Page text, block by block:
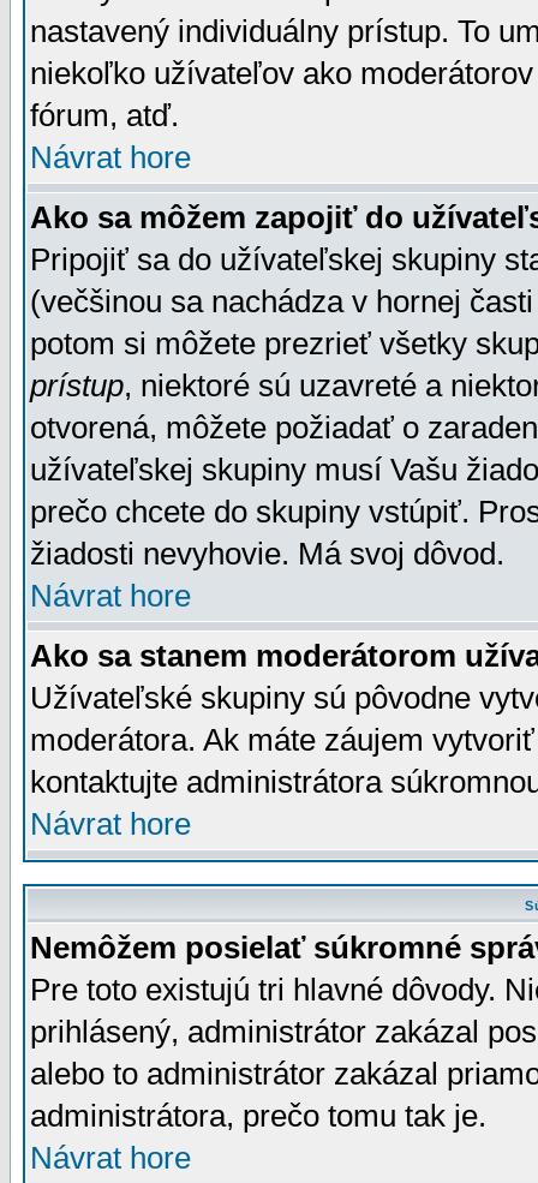
nastavený individuálny prístup. To
niekoľko užívateľov ako
fórum, atď.
Návrat hore
Ako sa môžem zapojiť do
Pripojiť sa do užívateľskej skupiny
(večšinou sa nachádza v hornej
potom si môžete prezrieť všetky
prístup, niektoré sú uzavreté a
otvorená, môžete požiadať o
užívateľskej skupiny musí Vašu
prečo chcete do skupiny vstúpiť.
žiadosti nevyhovie. Má svoj dôvod.
Návrat hore
Ako sa stanem moderátorom
Užívateľské skupiny sú pôvodne
moderátora. Ak máte záujem
kontaktujte administrátora
Návrat hore
Nemôžem posielať súkromné
Pre toto existujú tri hlavné dôvody.
prihlásený, administrátor zakázal
alebo to administrátor zakázal
administrátora, prečo tomu tak je.
Návrat hore